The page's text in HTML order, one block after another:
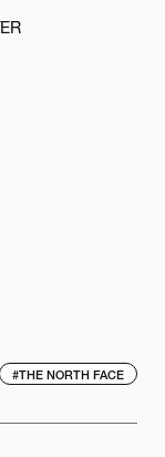
#THE NORTH FACE